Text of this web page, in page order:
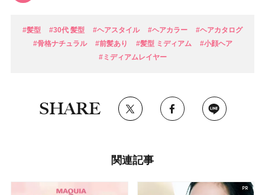
#髪型 #30代 髪型 #ヘアスタイル #ヘアカラー
#ヘアカタログ
#骨格ナチュラル
#前髪あり #髪型 ミディアム
#小顔ヘア
#ミディアムレイヤー
SHARE
関連記事